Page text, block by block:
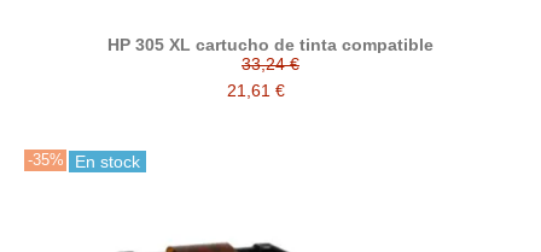
HP 305 XL cartucho de tinta compatible
33,24 €
21,61 €
-35% En stock